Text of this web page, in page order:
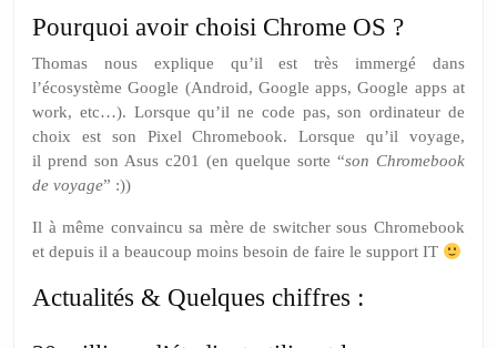
Pourquoi avoir choisi Chrome OS ?
Thomas nous explique qu’il est très immergé dans
l’écosystème Google (Android, Google apps, Google apps at
work, etc…). Lorsque qu’il ne code pas, son ordinateur de
choix est son Pixel Chromebook. Lorsque qu’il voyage,
il prend son Asus c201 (en quelque sorte “son Chromebook
de voyage” :))
Il à même convaincu sa mère de switcher sous Chromebook
et depuis il a beaucoup moins besoin de faire le support IT
Actualités & Quelques chiffres :